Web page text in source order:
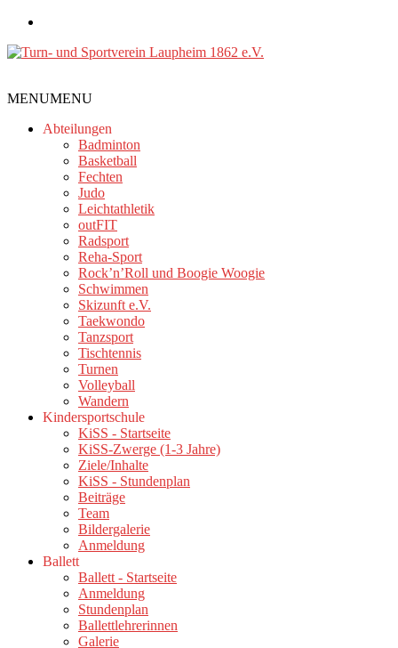
Zum
springen
und
Sportverein
Laupheim
MENUMENU
Abteilungen
Badminton
Basketball
Fechten
Judo
Leichtathletik
outFIT
Radsport
Reha-Sport
Rock’n’Roll und Boogie Woogie
Schwimmen
Skizunft e.V.
Taekwondo
Tanzsport
Tischtennis
Turnen
Volleyball
Wandern
Kindersportschule
KiSS - Startseite
KiSS-Zwerge (1-3 Jahre)
Ziele/Inhalte
KiSS - Stundenplan
Beiträge
Team
Bildergalerie
Anmeldung
Ballett
Ballett - Startseite
Anmeldung
Stundenplan
Ballettlehrerinnen
Galerie